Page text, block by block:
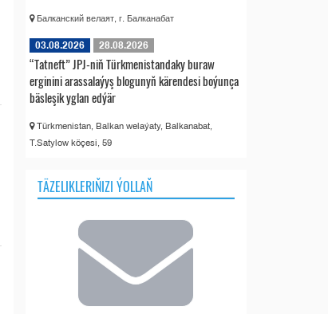
Балканский велаят, г. Балканабат
03.08.2026 28.08.2026
“Tatneft” JPJ-niň Türkmenistandaky buraw
erginini arassalaýyş blogunyň kärendesi boýunça
bäsleşik yglan edýär
Türkmenistan, Balkan welaýaty, Balkanabat,
T.Satylow köçesi, 59
TÄZELIKLERIŇIZI ÝOLLAŇ